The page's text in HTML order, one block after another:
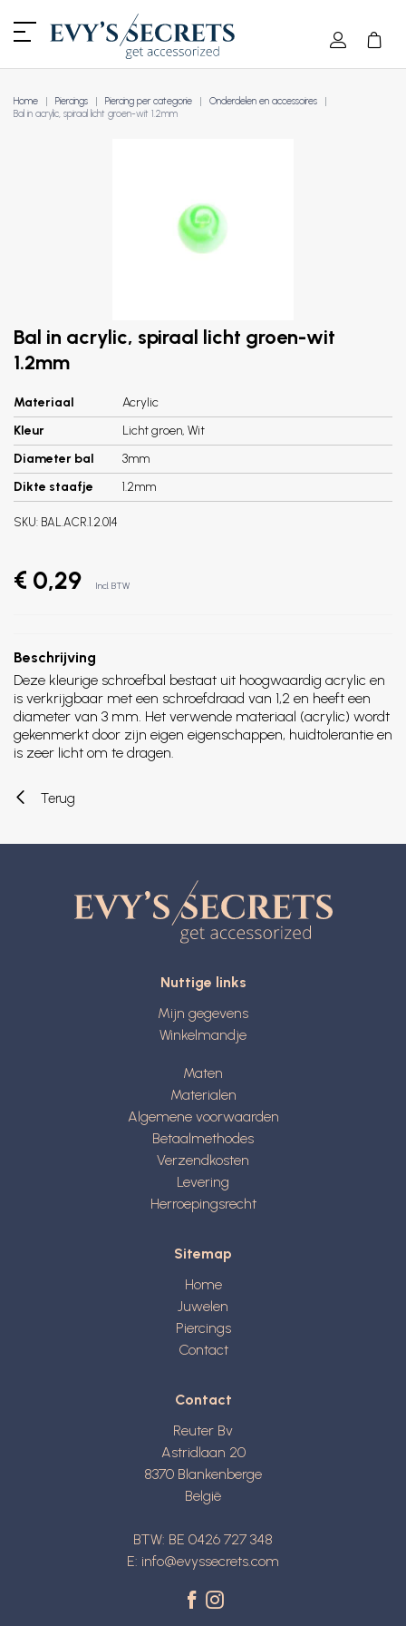
Home Piercings Piercing per categorie
Onderdelen en accessoires
Bal in acrylic, spiraal licht groen-wit 1.2mm
Bal in acrylic, spiraal licht groen-wit
1.2mm
Materiaal
Acrylic
Kleur
Licht groen, Wit
Diameter bal
3mm
Dikte staafje
1.2mm
SKU: BAL.ACR.1.2.014
€ 0,29 Incl. BTW
Beschrijving
Deze kleurige schroefbal bestaat uit hoogwaardig acrylic en
is verkrijgbaar met een schroefdraad van 1,2 en heeft een
diameter van 3 mm. Het verwende materiaal (acrylic) wordt
gekenmerkt door zijn eigen eigenschappen, huidtolerantie en
is zeer licht om te dragen.
Terug
Nuttige links
Mijn gegevens
Winkelmandje
Maten
Materialen
Algemene voorwaarden
Betaalmethodes
Verzendkosten
Levering
Herroepingsrecht
Sitemap
Home
Juwelen
Piercings
Contact
Contact
Reuter Bv
Astridlaan 20
8370 Blankenberge
België
BTW: BE 0426 727 348
E: info@evyssecrets.com